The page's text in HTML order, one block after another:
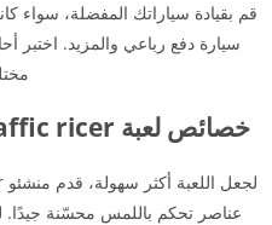
قم بقيادة سياراتك المفضلة، سواء
سيارة دفع رباعي والمزيد. اختبر
خصائص لعبة Traffic ricer مهكرة من ميديا فاير
عناصر تحكم باللمس محسّنة جيدًا.